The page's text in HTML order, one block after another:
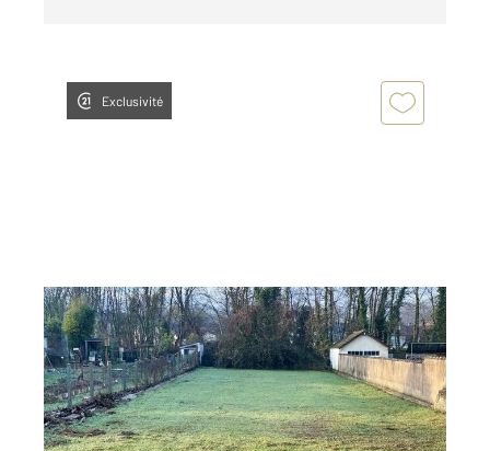
Exclusivité
MORET LOING ET ORVANNE 77
645 m2
Ref : 24363
Terrain à vendre
109 000 €